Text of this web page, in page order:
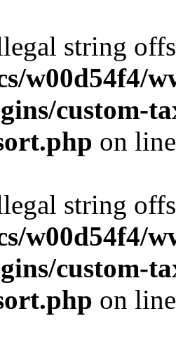
string
w00d54f4/
custom-
on
string
w00d54f4/
custom-
on